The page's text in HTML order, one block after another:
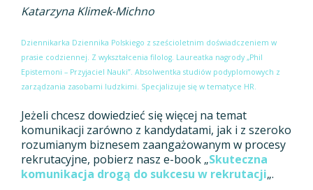
Katarzyna Klimek-Michno
Dziennikarka Dziennika Polskiego z sześcioletnim doświadczeniem w
prasie codziennej. Z wykształcenia filolog. Laureatka nagrody „Phil
Epistemoni – Przyjaciel Nauki”. Absolwentka studiów podyplomowych z
zarządzania zasobami ludzkimi. Specjalizuje się w tematyce HR.
Jeżeli chcesz dowiedzieć się więcej na temat
komunikacji zarówno z kandydatami, jak i z szeroko
rozumianym biznesem zaangażowanym w procesy
rekrutacyjne, pobierz nasz e-book „Skuteczna
komunikacja drogą do sukcesu w rekrutacji„.